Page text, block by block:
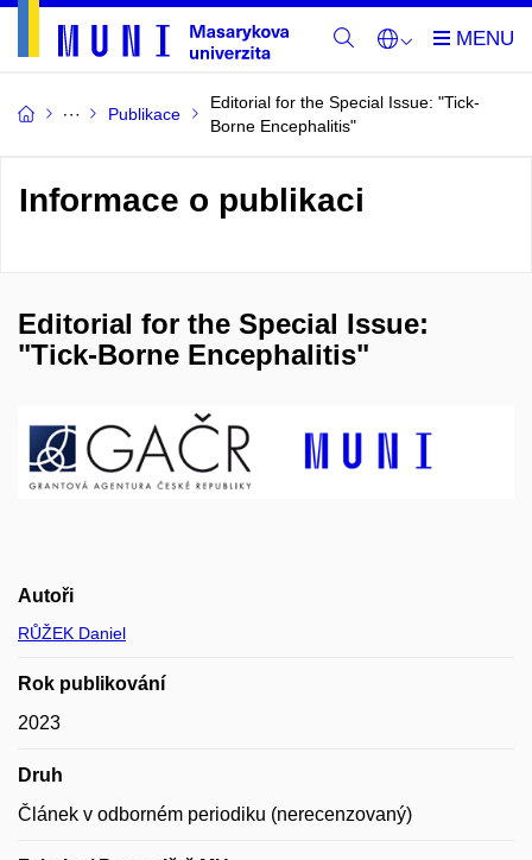
Publikace
Editorial for the Special Issue: "Tick-
Borne Encephalitis"
Informace o publikaci
Editorial for the Special Issue:
"Tick-Borne Encephalitis"
Autoři
RŮŽEK Daniel
Rok publikování
2023
Druh
Článek v odborném periodiku (nerecenzovaný)